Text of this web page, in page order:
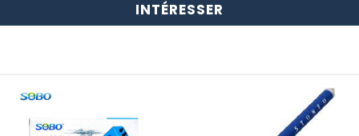
INTÉRESSER
AIR
PUMP